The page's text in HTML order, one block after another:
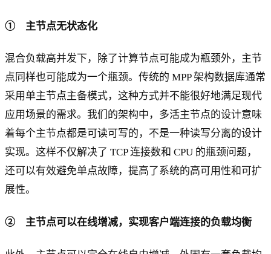
① 主节点无状态化
混合负载高并发下，除了计算节点可能成为瓶颈外，主节
点同样也可能成为一个瓶颈。传统的 MPP 架构数据库通常
采用单主节点主备模式，这种方式并不能很好地满足现代
应用场景的需求。我们的架构中，多活主节点的设计意味
着每个主节点都是可读可写的，不是一种读写分离的设计
实现。这样不仅解决了 TCP 连接数和 CPU 的瓶颈问题，
还可以有效避免单点故障，提高了系统的高可用性和可扩
展性。
② 主节点可以在线增减，实现客户端连接的负载均衡